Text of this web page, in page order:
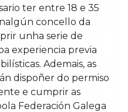
ter entre 18 e 35
concello da
unha serie de
experiencia previa
Ademais, as
dispoñer do permiso
e cumprir as
Federación Galega